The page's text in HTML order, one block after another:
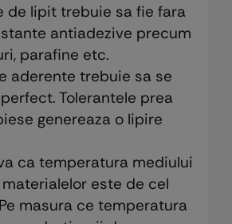
de lipit trebuie sa fie fara
antiadezive precum
parafine etc.
aderente trebuie sa se
Tolerantele prea
genereaza o lipire
ca temperatura mediului
este de cel
masura ce temperatura